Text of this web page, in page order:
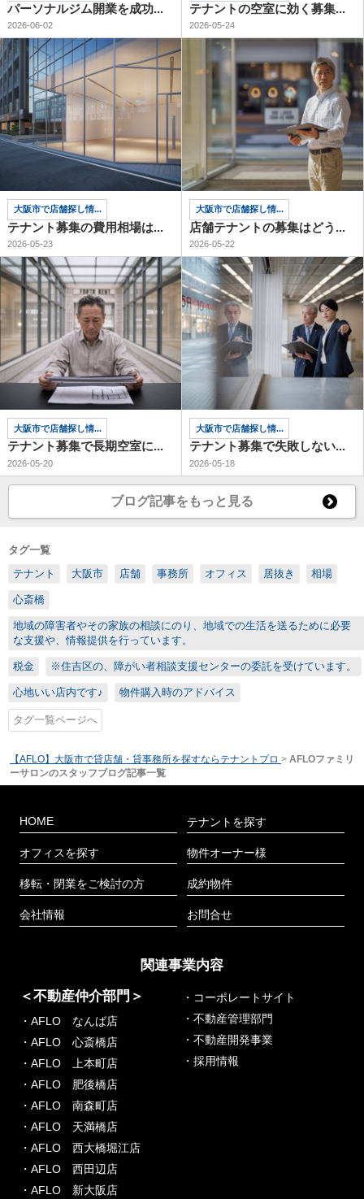
パーソナルジム開業を成功...
2026-06-02
テナントの空室に効く募集...
2026-05-24
大阪市で店舗探し情...
テナント募集の費用相場は...
2026-05-23
大阪市で店舗探し情...
店舗テナントの募集はどう...
2026-05-22
大阪市で店舗探し情...
テナント募集で長期空室に...
2026-05-20
大阪市で店舗探し情...
テナント募集で失敗しない...
2026-05-18
ブログ記事をもっと見る
タグ一覧
テナント
大阪市 店舗 事務所 オフィス 居抜き 相場
心斎橋
地域の障害者やその家族の相談にのり、地域での生活を送るために必要
な支援や、情報提供を行っています。
税金 ※住吉区の、障がい者相談支援センターの委託を受けています。
心地いい店内です♪ 物件購入時のアドバイス
タグ一覧ページへ
【AFLO】大阪市で貸店舗・貸事務所を探すならテナントプロ > AFLOファミリ
ーサロンのスタッフブログ記事一覧
HOME
オフィスを探す
移転・閉業をご検討の方
会社情報
テナントを探す
物件オーナー様
成約物件
お問合せ
関連事業内容
＜不動産仲介部門＞
・AFLO なんば店
・AFLO 心斎橋店
・AFLO 上本町店
・AFLO 肥後橋店
・AFLO 南森町店
・AFLO 天満橋店
・AFLO 西大橋堀江店
・AFLO 西田辺店
・AFLO 新大阪店
・コーポレートサイト
・不動産管理部門
・不動産開発事業
・採用情報